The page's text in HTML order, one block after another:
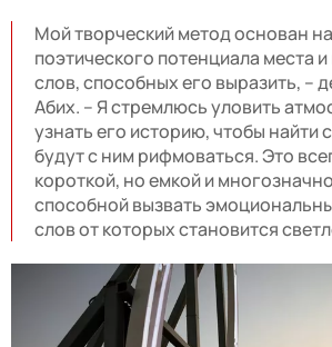
Мой творческий метод основан
поэтического потенциала места
слов, способных его выразить, –
Абих. – Я стремлюсь уловить
узнать его историю, чтобы найти
будут с ним рифмоваться. Это
короткой, но емкой и
способной вызвать
слов от которых становится